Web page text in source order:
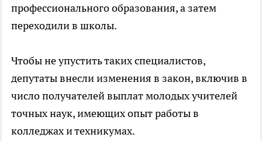
профессионального образования, а затем
переходили в школы.
Чтобы не упустить таких специалистов,
депутаты внесли изменения в закон, включив в
число получателей выплат молодых учителей
точных наук, имеющих опыт работы в
колледжах и техникумах.